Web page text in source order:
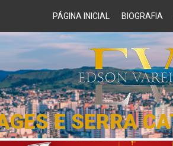
PÁGINA INICIAL BIOGRAFIA
E SERRA